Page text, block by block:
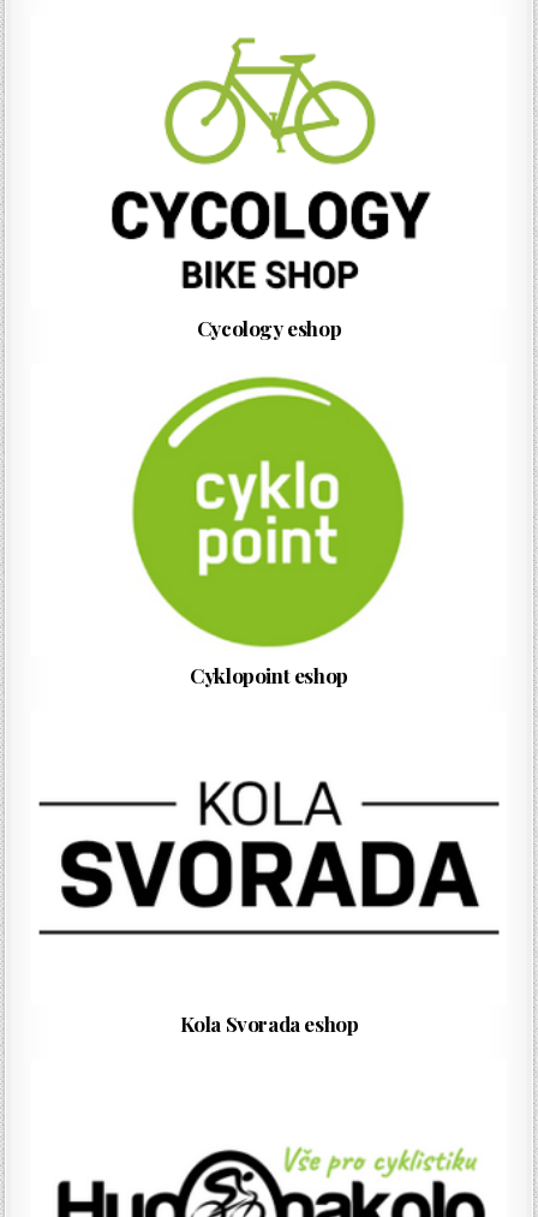
Cycology eshop
Cyklopoint eshop
Kola Svorada eshop